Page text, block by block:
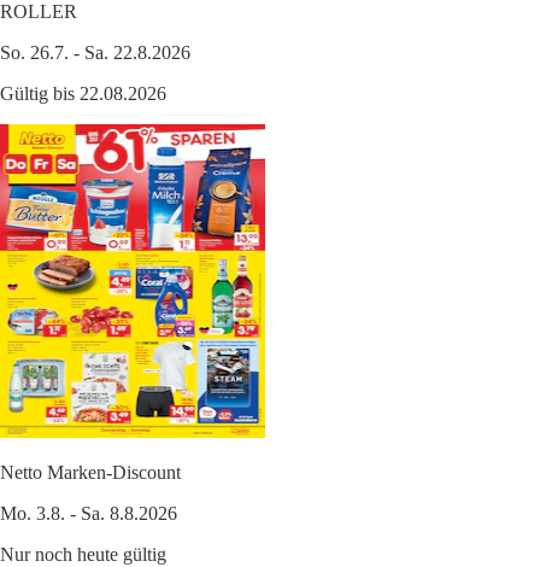
ROLLER
So. 26.7. - Sa. 22.8.2026
Gültig bis 22.08.2026
Netto Marken-Discount
Mo. 3.8. - Sa. 8.8.2026
Nur noch heute gültig